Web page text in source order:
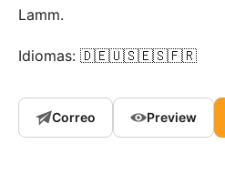
Lamm.
Idiomas: 🇩🇪🇺🇸🇪🇸🇫🇷
Correo Preview